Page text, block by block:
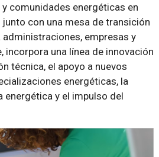
comunidades energéticas en
con una mesa de transición
administraciones, empresas y
incorpora una línea de innovación
técnica, el apoyo a nuevos
energéticas, la
energética y el impulso del